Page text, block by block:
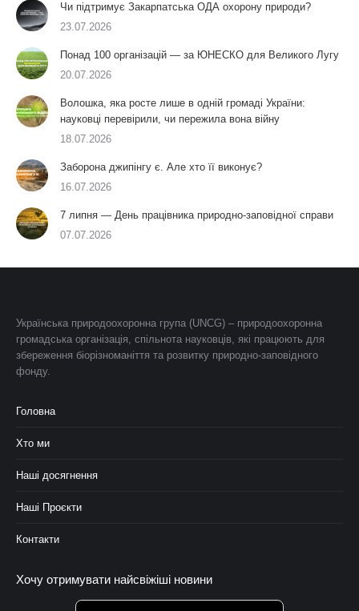
Чи підтримує Закарпатська ОДА охорону природи?
23.07.2026
Понад 100 організацій — за ЮНЕСКО для Великого Лугу
20.07.2026
Волошка, яка росте лише в одній громаді України:
науковці перевірили, чи пережила вона війну
18.07.2026
Заборона джипінгу є. Але хто її виконує?
16.07.2026
7 липня — День працівника природно-заповідної справи
07.07.2026
Українська природоохоронна група (UNCG) – природоохоронна
громадська організація, спільнота науковців, які працюють для
збереження біорізноманіття та розвитку природно-заповідного
фонду.
Головна
Хто ми
Наші досягнення
Наші Проєкти
Контакти
Хочу отримувати найсвіжіші новини